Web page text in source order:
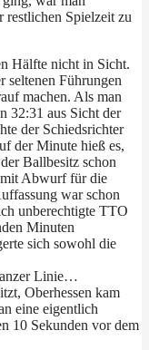
restlichen Spielzeit zu
Hälfte nicht in Sicht.
seltenen Führungen
machen. Als man
32:31 aus Sicht der
der Schiedsrichter
der Minute hieß es,
Ballbesitz schon
mit Abwurf für die
war schon
unberechtigte TTO
Minuten
sich sowohl die
Linie…
Oberhessen kam
eine eigentlich
10 Sekunden vor dem